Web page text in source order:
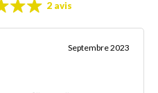
2 avis
Septembre 2023